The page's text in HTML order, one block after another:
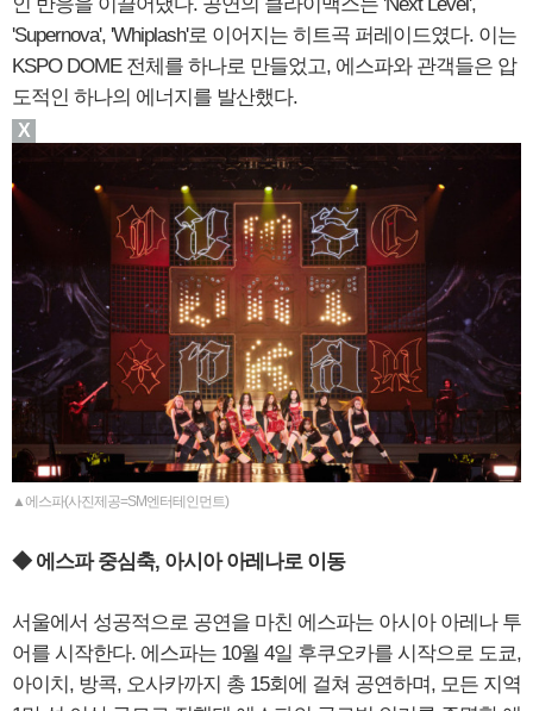
인 반응을 이끌어냈다. 공연의 클라이맥스는 'Next Level',
'Supernova', 'Whiplash'로 이어지는 히트곡 퍼레이드였다. 이는
KSPO DOME 전체를 하나로 만들었고, 에스파와 관객들은 압
도적인 하나의 에너지를 발산했다.
▲에스파(사진제공=SM엔터테인먼트)
◆ 에스파 중심축, 아시아 아레나로 이동
서울에서 성공적으로 공연을 마친 에스파는 아시아 아레나 투
어를 시작한다. 에스파는 10월 4일 후쿠오카를 시작으로 도쿄,
아이치, 방콕, 오사카까지 총 15회에 걸쳐 공연하며, 모든 지역
X